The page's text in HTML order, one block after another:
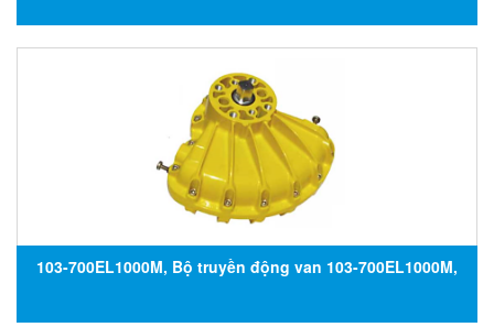
103-700EL1000M, Bộ truyền động van 103-700EL1000M,